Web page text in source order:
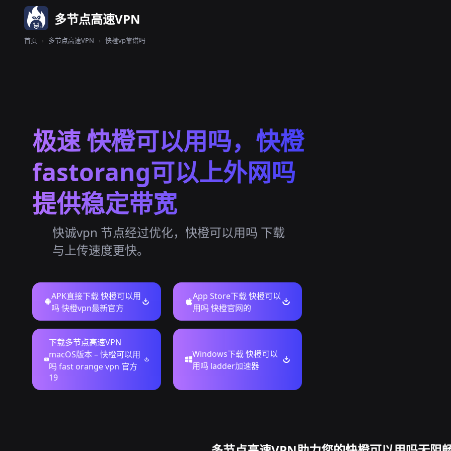
多节点高速VPN
首页 › 多节点高速VPN › 快橙vp靠谱吗
极速 快橙可以用吗，快橙
fastorang可以上外网吗
提供稳定带宽
快诚vpn 节点经过优化，快橙可以用吗 下载
与上传速度更快。
APK直接下载 快橙可以用
吗 快橙vpn最新官方
App Store下载 快橙可以
用吗 快橙官网的
下载多节点高速VPN
macOS版本 – 快橙可以用
吗 fast orange vpn 官方
19
Windows下载 快橙可以
用吗 ladder加速器